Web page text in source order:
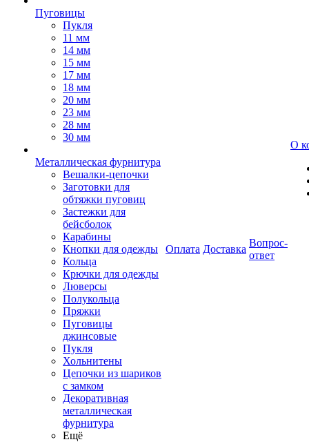
Пуговицы
Пукля
11 мм
14 мм
15 мм
17 мм
18 мм
20 мм
23 мм
28 мм
30 мм
Металлическая фурнитура
Вешалки-цепочки
Заготовки для
обтяжки пуговиц
Застежки для
бейсболок
Карабины
Кнопки для одежды
Кольца
Крючки для одежды
Люверсы
Полукольца
Пряжки
Пуговицы
джинсовые
Пукля
Хольнитены
Цепочки из шариков
с замком
Декоративная
металлическая
фурнитура
Ещё
Оплата Доставка
Вопрос-
ответ
О